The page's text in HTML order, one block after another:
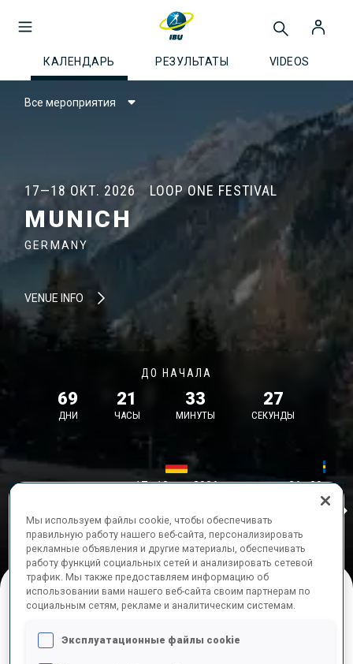
КАЛЕНДАРЬ РЕЗУЛЬТАТЫ VIDEOS
Все мероприятия
17—18 ОКТ. 2026 LOOP ONE FESTIVAL
MUNICH
GERMANY
VENUE INFO
ДО НАЧАЛА
69
ДНИ
21
ЧАСЫ
33
МИНУТЫ
27
СЕКУНДЫ
17—18 окт. 2026
26—29
IDREIdre
Мы используем файлы cookie, чтобы обеспечивать
правильную работу нашего веб-сайта, персонализировать
рекламные объявления и другие материалы, обеспечивать
работу функций социальных сетей и анализировать сетевой
трафик. Мы также предоставляем информацию об
использовании вами нашего веб-сайта своим партнерам по
социальным сетям, рекламе и аналитическим системам.
Эксплуатационные файлы cookie